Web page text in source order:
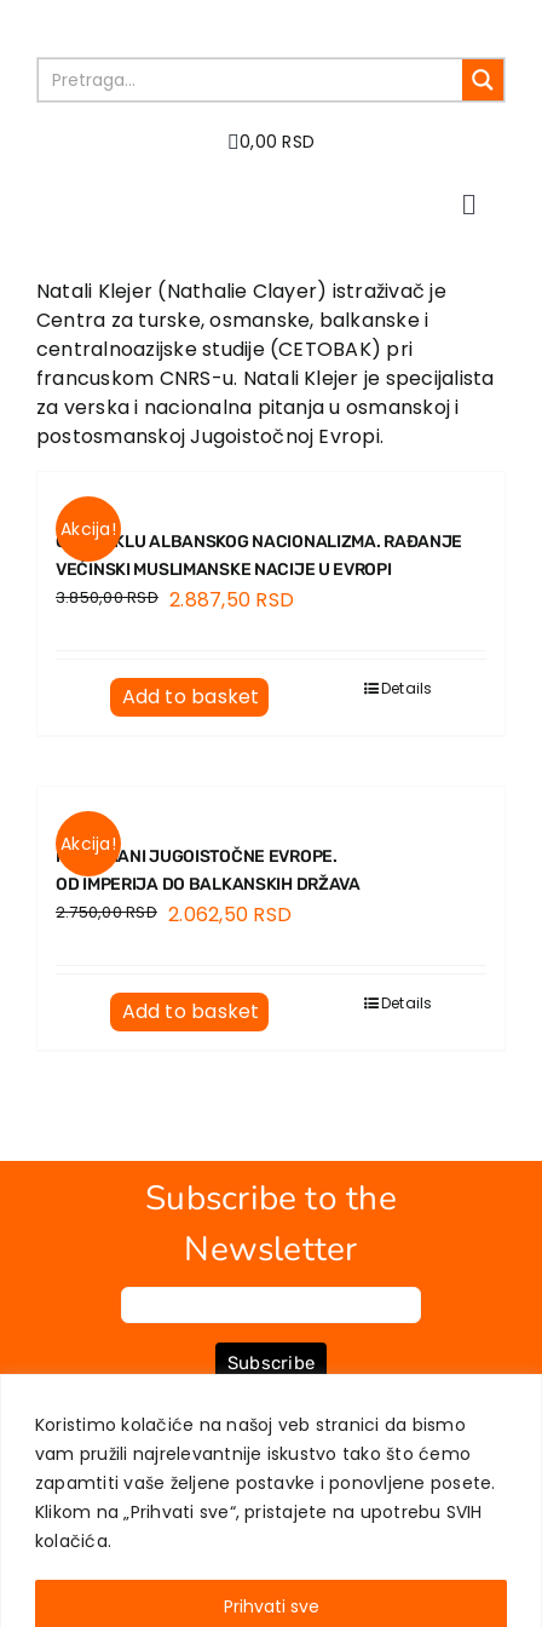
Koristimo kolačiće na našoj veb stranici da bismo
vam pružili najrelevantnije iskustvo tako što ćemo
zapamtiti vaše željene postavke i ponovljene posete.
Klikom na „Prihvati sve“, pristajete na upotrebu SVIH
kolačića.
Prihvati sve
content
0,00 RSD
Toggle
About us
Books
In preparation
Sale
Authors
EU PROJECTS
Contact
Natali Klejer (Nathalie Clayer) istraživač je
Centra za turske, osmanske, balkanske i
centralnoazijske studije (CETOBAK) pri
francuskom CNRS-u. Natali Klejer je specijalista
za verska i nacionalna pitanja u osmanskoj i
postosmanskoj Jugoistočnoj Evropi.
Akcija!
O POREKLU ALBANSKOG NACIONALIZMA. RAĐANJE
VEĆINSKI MUSLIMANSKE NACIJE U EVROPI
3.850,00RSD 2.887,50 RSD
Add to basket Details
Akcija!
MUSLIMANI JUGOISTOČNE EVROPE.
OD IMPERIJA DO BALKANSKIH DRŽAVA
2.750,00RSD 2.062,50 RSD
Add to basket Details
Subscribe to the
Newsletter
Subscribe
ABOUT US BOOKS MY ACCOUNT CONTACT
TERMS OF PURCHASE
USER PRIVACY PROTECTION